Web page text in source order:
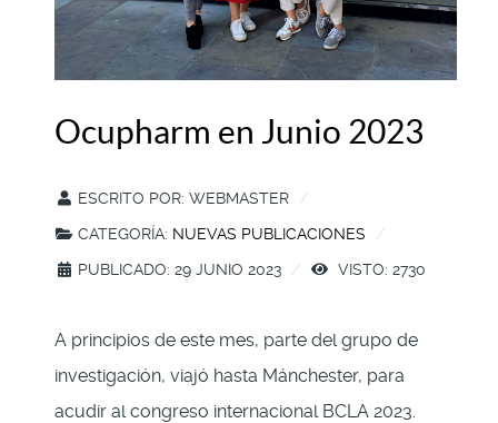
Ocupharm en Junio 2023
ESCRITO POR: WEBMASTER
CATEGORÍA: NUEVAS PUBLICACIONES
PUBLICADO: 29 JUNIO 2023
VISTO: 2730
A principios de este mes, parte del grupo de
investigación, viajó hasta Mánchester, para
acudir al congreso internacional BCLA 2023.